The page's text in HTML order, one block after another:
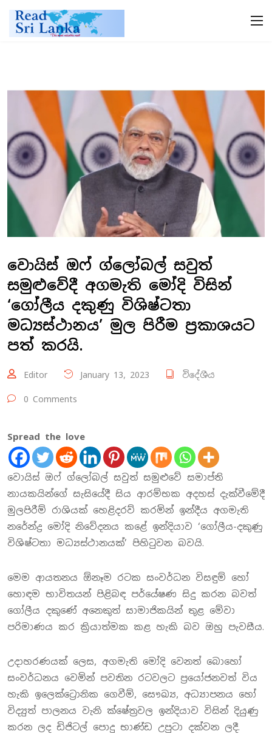
වොයිස් ඔෆ් ග්ලෝබල් සවුත්
සමුළුවේදී අගමැති මෝදි විසින්
‘ගෝලීය දකුණු විශිෂ්ටතා
මධ්‍යස්ථානය’ මුල පිරීම ප්‍රකාශයට
පත් කරයි.
Editor January 13, 2023 විදේශීය
0 Comments
Spread the love
වොයිස් ඔෆ් ග්ලෝබල් සවුත් සමුළුවේ සමාප්ති
නායකයින්ගේ සැසියේදී සිය ආරම්භක අදහස් දැක්වීමේදී
මුලපිරීම් රාශියක් හෙළිදරව් කරමින් ඉන්දීය අගමැති
නරේන්ද්‍ර මෝදි නිවේදනය කළේ ඉන්දියාව ‘ගෝලීය-දකුණු
විශිෂ්ටතා මධ්‍යස්ථානයක්’ පිහිටුවන බවයි.
මෙම ආයතනය ඕනෑම රටක සංවර්ධන විසඳුම් හෝ
හොඳම භාවිතයන් පිළිබඳ පර්යේෂණ සිදු කරන බවත්
ගෝලීය දකුණේ අනෙකුත් සාමාජිකයින් තුළ මේවා
පරිමාණය කර ක්‍රියාත්මක කළ හැකි බව ඔහු පැවසීය.
උදාහරණයක් ලෙස, අගමැති මෝදි වෙනත් බොහෝ
සංවර්ධනය වෙමින් පවතින රටවලට ප්‍රයෝජනවත් විය
හැකි ඉලෙක්ට්‍රොනික ගෙවීම්, සෞඛ්‍ය, අධ්‍යාපනය හෝ
විද්‍යුත් පාලනය වැනි ක්ෂේත්‍රවල ඉන්දියාව විසින් දියුණු
කරන ලද ඩිජිටල් පොදු භාණ්ඩ උපුටා දක්වන ලදී.